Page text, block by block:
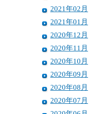
2021年02月
2021年01月
2020年12月
2020年11月
2020年10月
2020年09月
2020年08月
2020年07月